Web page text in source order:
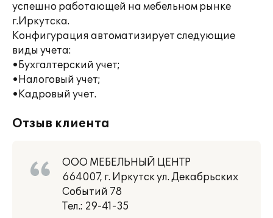
успешно работающей на мебельном рынке
г.Иркутска.
Конфигурация автоматизирует следующие
виды учета:
•Бухгалтерский учет;
•Налоговый учет;
•Кадровый учет.
Отзыв клиента
ООО МЕБЕЛЬНЫЙ ЦЕНТР
664007, г. Иркутск ул. Декабрьских
Событий 78
Тел.: 29-41-35